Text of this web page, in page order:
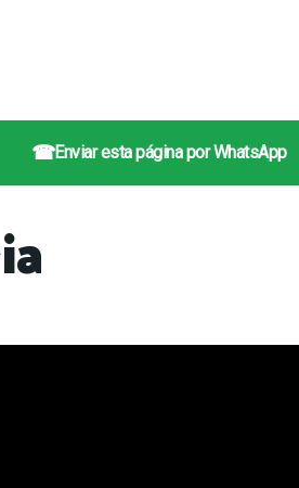
☎Enviar esta página por WhatsApp